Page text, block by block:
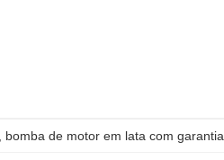
bomba de motor em lata com garantia